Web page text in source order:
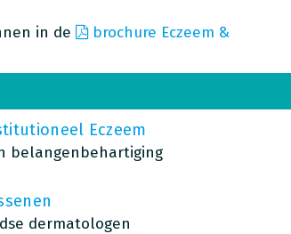
in de
brochure Eczeem &
Eczeem
belangenbehartiging
dermatologen